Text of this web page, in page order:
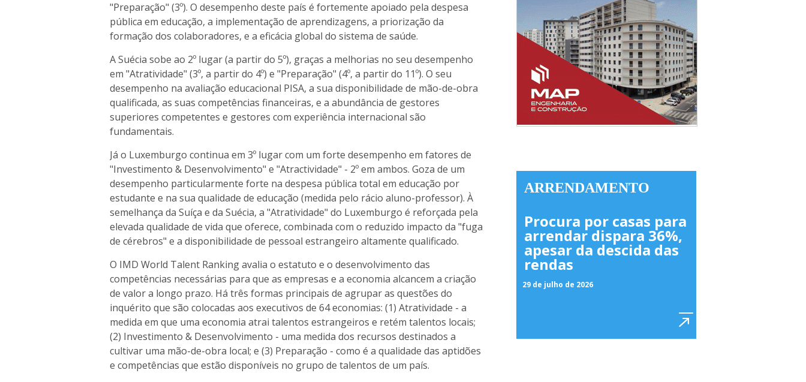
"Preparação" (3º). O desempenho deste país é fortemente apoiado pela despesa
pública em educação, a implementação de aprendizagens, a priorização da
formação dos colaboradores, e a eficácia global do sistema de saúde.
A Suécia sobe ao 2º lugar (a partir do 5º), graças a melhorias no seu desempenho
em "Atratividade" (3º, a partir do 4º) e "Preparação" (4º, a partir do 11º). O seu
desempenho na avaliação educacional PISA, a sua disponibilidade de mão-de-obra
qualificada, as suas competências financeiras, e a abundância de gestores
superiores competentes e gestores com experiência internacional são
fundamentais.
Já o Luxemburgo continua em 3º lugar com um forte desempenho em fatores de
"Investimento & Desenvolvimento" e "Atractividade" - 2º em ambos. Goza de um
desempenho particularmente forte na despesa pública total em educação por
estudante e na sua qualidade de educação (medida pelo rácio aluno-professor). À
semelhança da Suíça e da Suécia, a "Atratividade" do Luxemburgo é reforçada pela
elevada qualidade de vida que oferece, combinada com o reduzido impacto da "fuga
de cérebros" e a disponibilidade de pessoal estrangeiro altamente qualificado.
O IMD World Talent Ranking avalia o estatuto e o desenvolvimento das
competências necessárias para que as empresas e a economia alcancem a criação
de valor a longo prazo. Há três formas principais de agrupar as questões do
inquérito que são colocadas aos executivos de 64 economias: (1) Atratividade - a
medida em que uma economia atrai talentos estrangeiros e retém talentos locais;
(2) Investimento & Desenvolvimento - uma medida dos recursos destinados a
cultivar uma mão-de-obra local; e (3) Preparação - como é a qualidade das aptidões
e competências que estão disponíveis no grupo de talentos de um país.
ARRENDAMENTO
Procura por casas para
arrendar dispara 36%,
apesar da descida das
rendas
29 de julho de 2026